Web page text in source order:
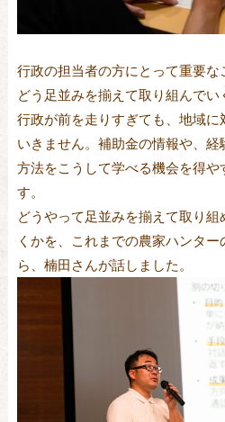
行政の担当者の方にとって重要な
どう足並みを揃えて取り組んでい
行政が前を走りすぎても、地域に
いきません。補助金の情報や、
方法をこうして学べる機会を得
す。
どうやって足並みを揃えて取り
くかを、これまでの農家ハンタ
ら、楠田さんが話しました。